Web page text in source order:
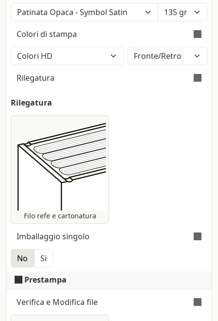
Colore: Bianco Polare (Iso: 121) - Tatto:
Liscio - Certificazione: Fsc
Superficie liscia su entrambi i lati con
finitura opaca. Produttore: Fedrigoni
Colori di stampa
Stampa a colori con metodo CMYK High
Definition (2400dpi). Eventuali pantoni
lasciati nel file saranno convertiti
Rilegatura
Rilegatura
Filo refe e cartonatura
Nel filo refe la rilegatura delle pagine
con il rinfornzo di un filo che tiene unite
tutte le pagine e segnature che
compongono il blocco libro. La copertina
è rinforzata da un cartone rigido da 2,5
mm foderato in carta.
Imballaggio singolo
No Si
Cellophane termoretratto a copia singola
Prestampa
Verifica e Modifica file